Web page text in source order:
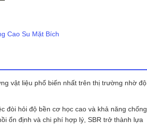
Cao Su Mặt Bích
vật liệu phổ biến nhất trên thị trường nhờ độ
đòi hỏi độ bền cơ học cao và khả năng chống
ổn định và chi phí hợp lý, SBR trở thành lựa